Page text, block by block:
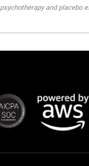
psychotherapy and placebo